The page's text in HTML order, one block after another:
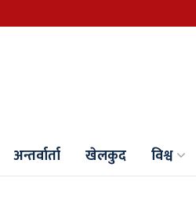
अन्तर्वार्ता खेलकुद विश्व